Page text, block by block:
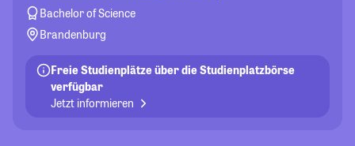
Bachelor of Science
Brandenburg
Freie Studienplätze über die Studienplatzbörse
verfügbar
Jetzt informieren